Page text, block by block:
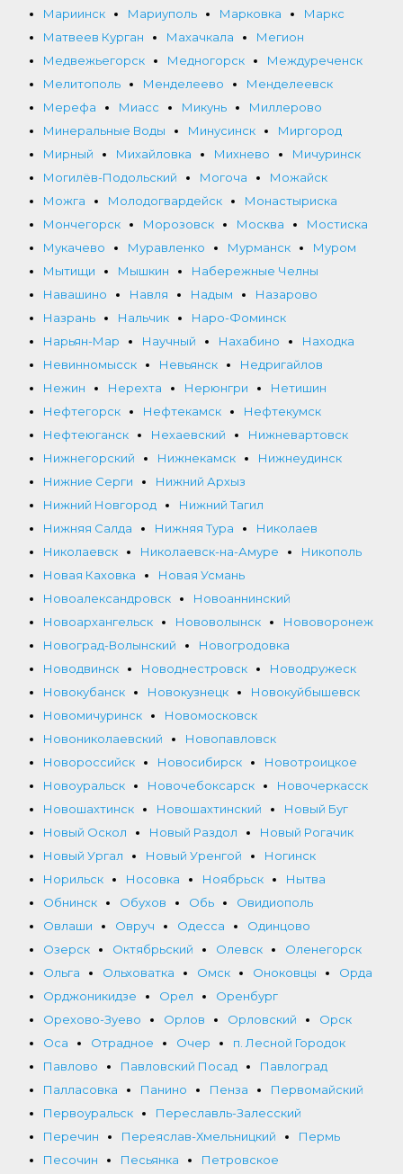
Мариинск
Мариуполь Марковка
Маркс
Матвеев Курган
Махачкала
Мегион
Медвежьегорск
Медногорск
Междуреченск
Мелитополь
Менделеево
Менделеевск
Мерефа
Миасс Микунь
Миллерово
Минеральные Воды
Минусинск
Миргород
Мирный
Михайловка Михнево
Мичуринск
Могилёв-Подольский
Могоча
Можайск
Можга
Молодогвардейск
Монастыриска
Мончегорск
Морозовск Москва
Мостиска
Мукачево
Муравленко Мурманск
Муром
Мытищи
Мышкин
Набережные Челны
Навашино
Навля Надым
Назарово
Назрань
Нальчик
Наро-Фоминск
Нарьян-Мар
Научный Нахабино
Находка
Невинномысск
Невьянск
Недригайлов
Нежин
Нерехта Нерюнгри
Нетишин
Нефтегорск
Нефтекамск
Нефтекумск
Нефтеюганск
Нехаевский
Нижневартовск
Нижнегорский
Нижнекамск
Нижнеудинск
Нижние Серги
Нижний Архыз
Нижний Новгород
Нижний Тагил
Нижняя Салда
Нижняя Тура
Николаев
Николаевск
Николаевск-на-Амуре
Никополь
Новая Каховка
Новая Усмань
Новоалександровск
Новоаннинский
Новоархангельск
Нововолынск
Нововоронеж
Новоград-Волынский
Новогродовка
Новодвинск
Новоднестровск
Новодружеск
Новокубанск
Новокузнецк
Новокуйбышевск
Новомичуринск
Новомосковск
Новониколаевский
Новопавловск
Новороссийск
Новосибирск
Новотроицкое
Новоуральск
Новочебоксарск
Новочеркасск
Новошахтинск
Новошахтинский
Новый Буг
Новый Оскол
Новый Раздол
Новый Рогачик
Новый Ургал
Новый Уренгой
Ногинск
Норильск
Носовка Ноябрьск
Нытва
Обнинск
Обухов Обь
Овидиополь
Овлаши
Овруч Одесса
Одинцово
Озерск
Октябрьский Олевск
Оленегорск
Ольга
Ольховатка Омск Оноковцы
Орда
Орджоникидзе
Орел
Оренбург
Орехово-Зуево
Орлов Орловский
Орск
Оса
Отрадное Очер
п. Лесной Городок
Павлово
Павловский Посад
Павлоград
Палласовка
Панино Пенза
Первомайский
Первоуральск
Переславль-Залесский
Перечин
Переяслав-Хмельницкий
Пермь
Песочин
Песьянка Петровское